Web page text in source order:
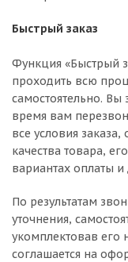
Быстрый заказ
Функция «Быстрый
проходить всю
самостоятельно. Вы
время вам
все условия
качества товара,
вариантах оплаты и
По результатам
уточнения,
укомплектовав
соглашается на